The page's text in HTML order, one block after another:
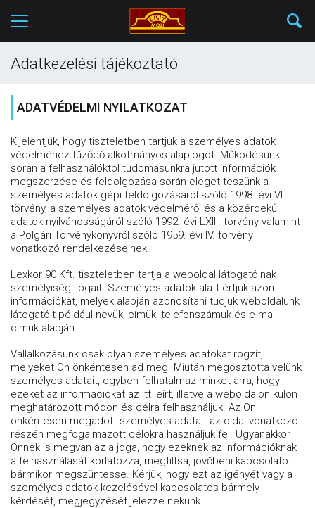
Adatkezelési tájékoztató
ADATVÉDELMI NYILATKOZAT
Kijelentjük, hogy tiszteletben tartjuk a személyes adatok
védelméhez fűződő alkotmányos alapjogot. Működésünk
során a felhasználóktól tudomásunkra jutott információk
megszerzése és feldolgozása során eleget teszünk a
személyes adatok gépi feldolgozásáról szóló 1998. évi VI.
törvény, a személyes adatok védelméről és a közérdekű
adatok nyilvánosságáról szóló 1992. évi LXIII. törvény valamint
a Polgári Törvénykönyvről szóló 1959. évi IV. törvény
vonatkozó rendelkezéseinek.
Lexkor 90 Kft. tiszteletben tartja a weboldal látogatóinak
személyiségi jogait. Személyes adatok alatt értjük azon
információkat, melyek alapján azonosítani tudjuk weboldalunk
látogatóit például nevük, címük, telefonszámuk és e-mail
címük alapján.
Vállalkozásunk csak olyan személyes adatokat rögzít,
melyeket Ön önkéntesen ad meg. Miután megosztotta velünk
személyes adatait, egyben felhatalmaz minket arra, hogy
ezeket az információkat az itt leírt, illetve a weboldalon külön
meghatározott módon és célra felhasználjuk. Az Ön
önkéntesen megadott személyes adatait az oldal vonatkozó
részén megfogalmazott célokra használjuk fel. Ugyanakkor
Önnek is megvan az a joga, hogy ezeknek az információknak
a felhasználását korlátozza, megtiltsa, jövőbeni kapcsolatot
bármikor megszüntesse. Kérjük, hogy ezt az igényét vagy a
személyes adatok kezelésével kapcsolatos bármely
kérdését, megjegyzését jelezze nekünk.